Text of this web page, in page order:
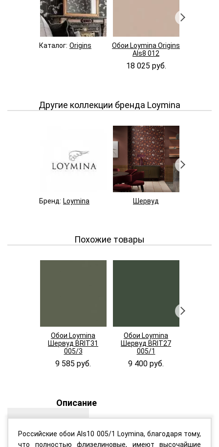
Каталог: Origins
Обои Loymina Origins
Als8 012
18 025 руб.
Другие коллекции бренда Loymina
Бренд: Loymina Шервуд
Похожие товары
Обои Loymina
Шервуд BRIT31
005/3
9 585 руб.
Обои Loymina
Шервуд BRIT27
005/1
9 400 руб.
Описание
Российские обои Als10 005/1 Loymina, благодаря тому,
что полностью флизелиновые, имеют высочайшие